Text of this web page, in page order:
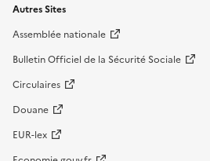
Autres Sites
Assemblée nationale
Bulletin Officiel de la Sécurité Sociale
Circulaires
Douane
EUR-lex